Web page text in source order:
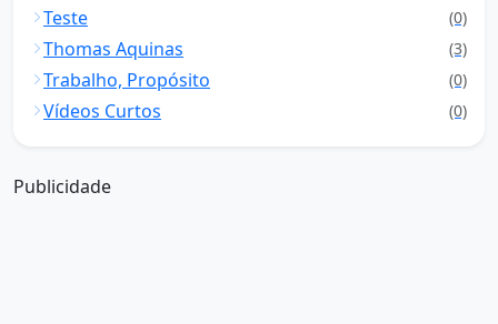
Teste (0)
Thomas Aquinas (3)
Trabalho, Propósito (0)
Vídeos Curtos (0)
Publicidade